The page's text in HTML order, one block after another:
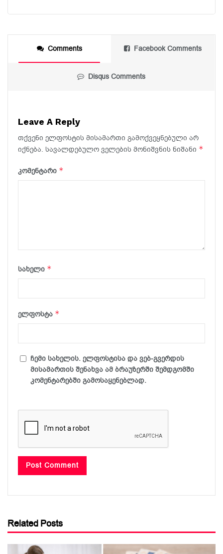
Comments Facebook Comments
Disqus Comments
Leave A Reply
თქვენი ელფოსტის მისამართი გამოქვეყნებული არ
იქნება. სავალდებულო ველების მონიშვნის ნიშანი *
კომენტარი *
სახელი *
ელფოსტა *
ჩემი სახელის. ელფოსტისა და ვებ-გვერდის
მისამართის შენახვა ამ ბრაუზერში შემდგომში
კომენტარებში გამოსაყენებლად.
Related Posts